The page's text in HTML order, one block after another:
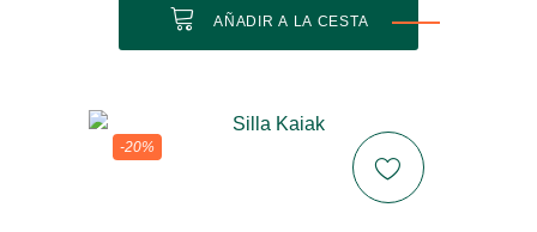
AÑADIR A LA CESTA
-20%